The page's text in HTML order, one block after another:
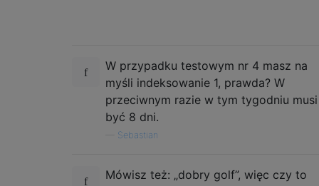
W przypadku testowym nr 4 masz na
myśli indeksowanie 1, prawda? W
przeciwnym razie w tym tygodniu musi
być 8 dni.
Sebastian
Mówisz też: „dobry golf”, więc czy to